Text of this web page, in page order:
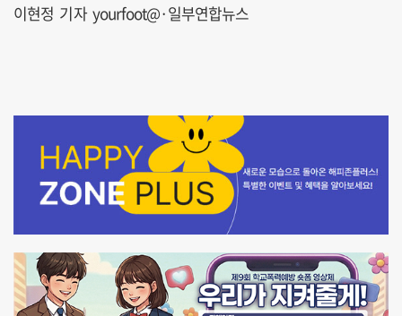
이현정 기자 yourfoot@·일부연합뉴스